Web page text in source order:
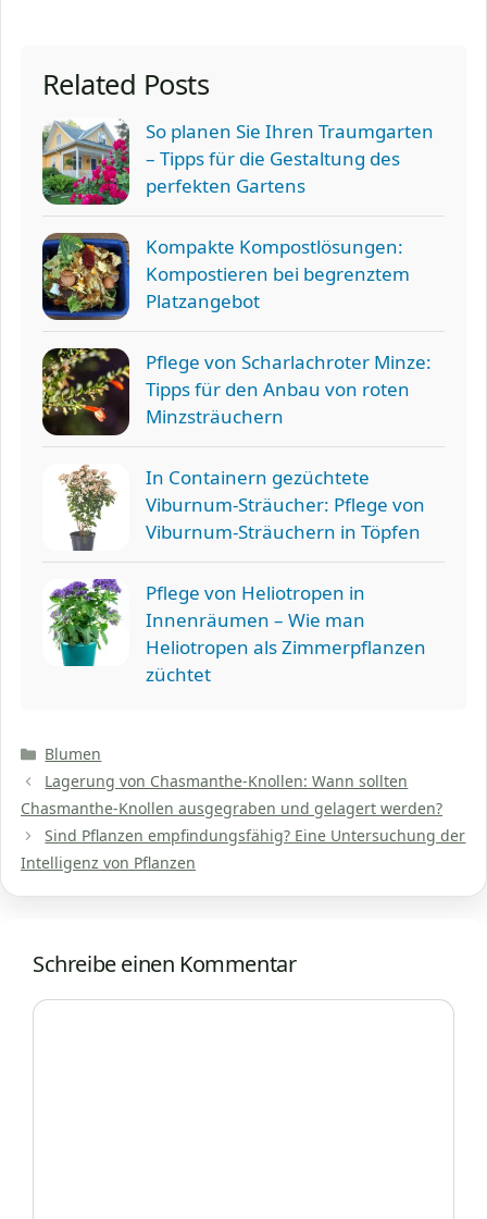
Related Posts
So planen Sie Ihren Traumgarten
– Tipps für die Gestaltung des
perfekten Gartens
Kompakte Kompostlösungen:
Kompostieren bei begrenztem
Platzangebot
Pflege von Scharlachroter Minze:
Tipps für den Anbau von roten
Minzsträuchern
In Containern gezüchtete
Viburnum-Sträucher: Pflege von
Viburnum-Sträuchern in Töpfen
Pflege von Heliotropen in
Innenräumen – Wie man
Heliotropen als Zimmerpflanzen
züchtet
Kategorien
Blumen
Lagerung von Chasmanthe-Knollen: Wann sollten
Chasmanthe-Knollen ausgegraben und gelagert werden?
Sind Pflanzen empfindungsfähig? Eine Untersuchung der
Intelligenz von Pflanzen
Schreibe einen Kommentar
Kommentar